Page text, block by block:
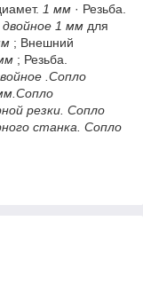
1 мм · Резьба.
1 мм для
; Внешний
; Резьба.
.Сопло
резки. Сопло
станка. Сопло